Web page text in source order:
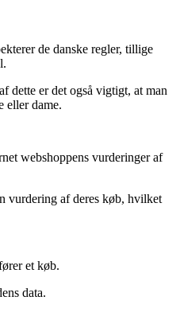
de danske regler, tillige
dette er det også vigtigt, at man
eller dame.
webshoppens vurderinger af
vurdering af deres køb, hvilket
et køb.
data.